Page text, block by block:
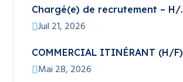
Chargé(e) de recrutement – H/
Juil 21, 2026
COMMERCIAL ITINÉRANT (H/
Mai 28, 2026